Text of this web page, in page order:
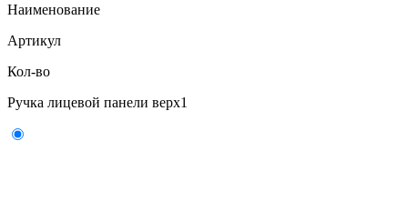
Наименование
Артикул
Кол-во
Ручка лицевой панели верх1